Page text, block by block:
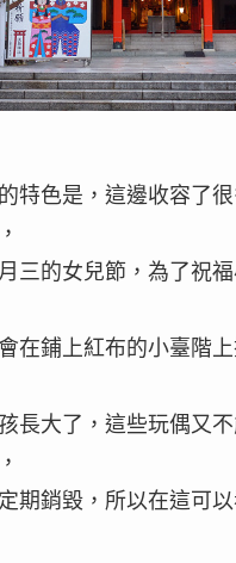
特色是，這邊收容了
三的女兒節，為了祝
在鋪上紅布的小臺階
長大了，這些玩偶又
期銷毀，所以在這可